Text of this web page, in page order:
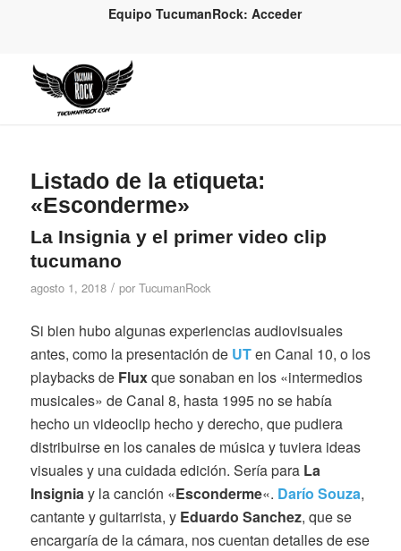
Equipo TucumanRock: Acceder
Listado de la etiqueta:
«Esconderme»
La Insignia y el primer video clip
tucumano
agosto 1, 2018 / por TucumanRock
Si bien hubo algunas experiencias audiovisuales
antes, como la presentación de UTen Canal 10, o los
playbacks de Fluxque sonaban en los «intermedios
musicales» de Canal 8, hasta 1995 no se había
hecho un videoclip hecho y derecho, que pudiera
distribuirse en los canales de música y tuviera ideas
visuales y una cuidada edición. Sería para La
Insignia y la canción «Esconderme«. Darío Souza,
cantante y guitarrista, y Eduardo Sanchez, que se
encargaría de la cámara, nos cuentan detalles de ese